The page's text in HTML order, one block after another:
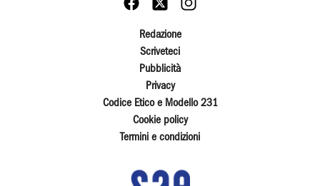
Redazione
Scriveteci
Pubblicità
Privacy
Codice Etico e Modello 231
Cookie policy
Termini e condizioni